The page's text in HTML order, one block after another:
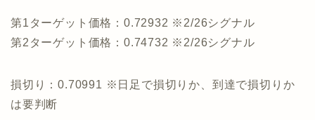
第1ターゲット価格：0.72932 ※2/26シグナル
第2ターゲット価格：0.74732 ※2/26シグナル
損切り：0.70991 ※日足で損切りか、到達で損切りか
は要判断